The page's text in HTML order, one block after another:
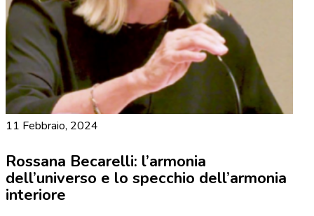
11 Febbraio, 2024
Rossana Becarelli: l’armonia
dell’universo e lo specchio dell’armonia
interiore